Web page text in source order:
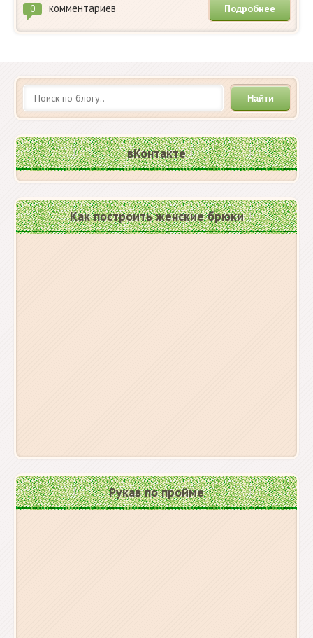
0 комментариев Подробнее
Найти
вКонтакте
Как построить женские брюки
Рукав по пройме